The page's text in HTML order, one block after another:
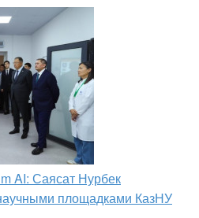
AI: Саясат Нурбек
площадками КазНУ